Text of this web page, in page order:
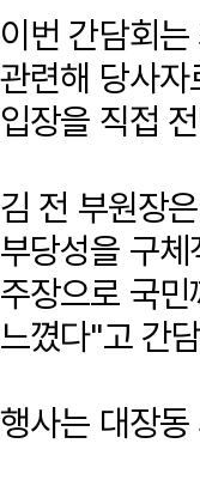
이번 간담회
관련해 당사
입장을 직접
김 전 부원장
부당성을 구
주장으로 국
느꼈다"고 간
행사는 대장